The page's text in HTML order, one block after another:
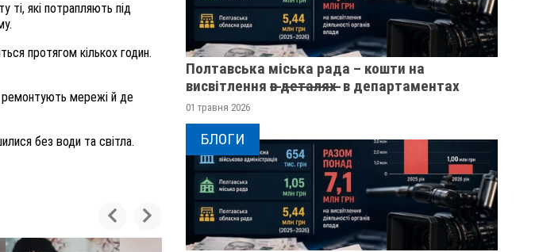
ті, які потрапляють під
протягом кількох годин.
ремонтують мережі й де
без води та світла.
Полтавська міська рада – кошти на
висвітлення в̶ ̶д̶е̶т̶а̶л̶я̶х̶ ̶ в департаментах
01 травня 2026
БЛОГИ